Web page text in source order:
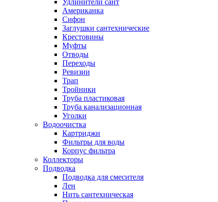
Удлинители сант
Американка
Сифон
Заглушки сантехнические
Крестовины
Муфты
Отводы
Переходы
Ревизии
Трап
Тройники
Труба пластиковая
Труба канализационная
Уголки
Водоочистка
Картриджи
Фильтры для воды
Корпус фильтра
Коллекторы
Подводка
Подводка для смесителя
Лен
Нить сантехническая